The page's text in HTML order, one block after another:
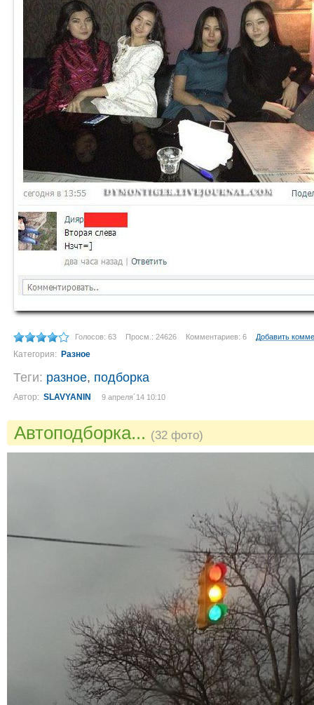
Голосов: 63 Просм.: 24626 Комментариев: 6 Добавить
Категория: Разное
Теги: разное, подборка
Автор: SLAVYANIN 9 апреля´14 10:10
Автоподборка... (32 фото)